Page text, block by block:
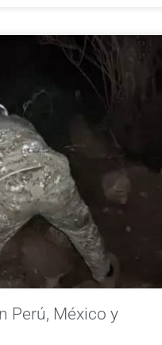
Perú, México y